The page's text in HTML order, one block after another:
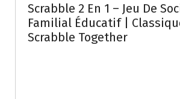
Scrabble 2 En 1 – Jeu De
Familial Éducatif |
Scrabble Together